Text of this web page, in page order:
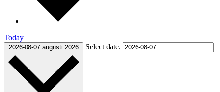
Today
2026-08-07 augusti 2026 Select date.